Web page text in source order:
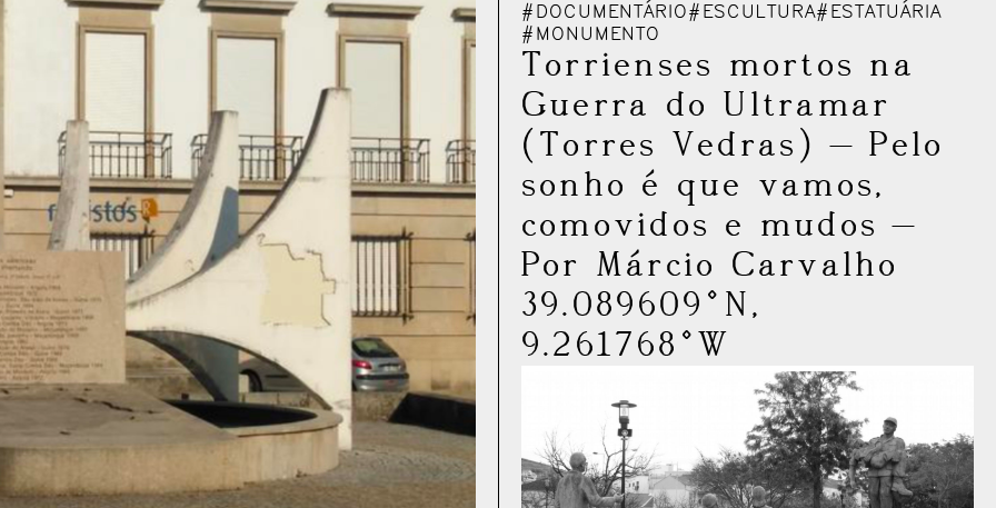
#DOCUMENTÁRIO#ESCULTURA#ESTATUÁRIA
#MONUMENTO
Torrienses mortos na
Guerra do Ultramar
(Torres Vedras) —Pelo
sonho é que vamos,
comovidos e mudos —
Por Márcio Carvalho
39.089609°N,
9.261768°W